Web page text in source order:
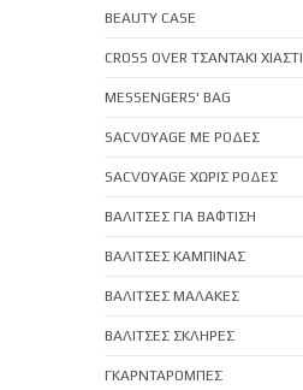
BEAUTY CASE
CROSS OVER ΤΣΑΝΤΑΚΙ ΧΙΑΣΤΙ
MESSENGERS' BAG
SACVOYAGE ΜΕ ΡΟΔΕΣ
SACVOYAGE ΧΩΡΙΣ ΡΟΔΕΣ
ΒΑΛΙΤΣΕΣ ΓΙΑ ΒΑΦΤΙΣΗ
ΒΑΛΙΤΣΕΣ ΚΑΜΠΙΝΑΣ
ΒΑΛΙΤΣΕΣ ΜΑΛΑΚΕΣ
ΒΑΛΙΤΣΕΣ ΣΚΛΗΡΕΣ
ΓΚΑΡΝΤΑΡΟΜΠΕΣ